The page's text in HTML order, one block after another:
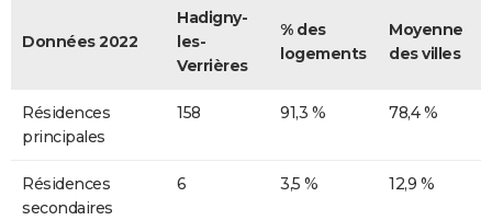
Données 2022
Hadigny-
les-
Verrières
% des
logements
Moyenne
des villes
Résidences
principales
158 91,3 % 78,4 %
Résidences
secondaires
6 3,5 % 12,9 %